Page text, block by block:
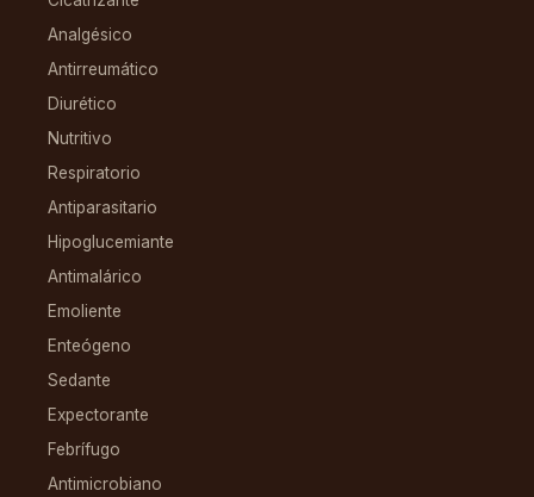
Analgésico
Antirreumático
Diurético
Nutritivo
Respiratorio
Antiparasitario
Hipoglucemiante
Antimalárico
Emoliente
Enteógeno
Sedante
Expectorante
Febrífugo
Antimicrobiano